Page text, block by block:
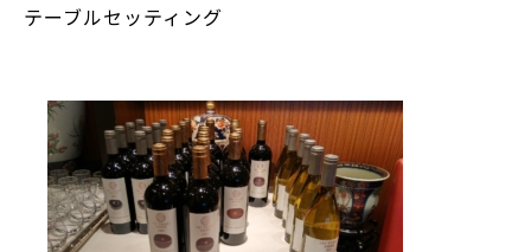
テーブルセッティング